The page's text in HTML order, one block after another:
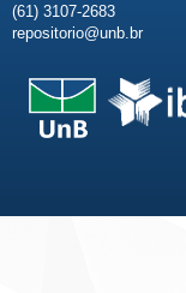
(61) 3107-2683
repositorio@unb.br